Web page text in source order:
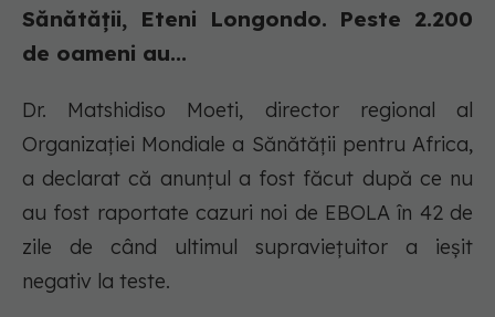
Sănătății, Eteni Longondo. Peste 2.200
de oameni au...
Dr. Matshidiso Moeti, director regional al
Organizației Mondiale a Sănătății pentru Africa,
a declarat că anunțul a fost făcut după ce nu
au fost raportate cazuri noi de EBOLA în 42 de
zile de când ultimul supraviețuitor a ieșit
negativ la teste.